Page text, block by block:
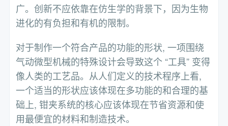
广。创新不应依靠在仿生学的背景下，因为生物
进化的有负担和有机的限制。
对于制作一个符合产品的功能的形状, 一项围绕
气动微型机械的特殊设计会导致这个 “工具” 变得
像人类的工艺品。从人们定义的技术程序上看,
一个适当的形状应该体现在多功能的和合理的基
础上, 钳夹系统的核心应该体现在节省资源和使
用最便宜的材料和制造技术。